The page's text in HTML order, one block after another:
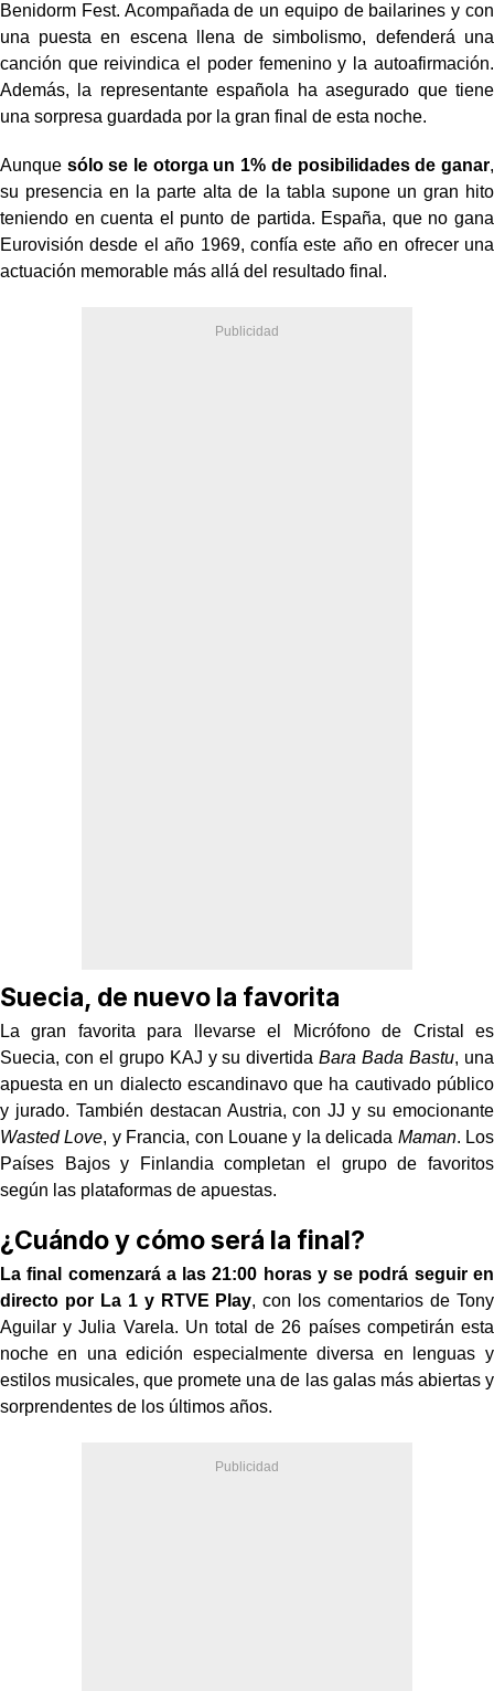
Benidorm Fest. Acompañada de un equipo de bailarines y con
una puesta en escena llena de simbolismo, defenderá una
canción que reivindica el poder femenino y la autoafirmación.
Además, la representante española ha asegurado que tiene
una sorpresa guardada por la gran final de esta noche.
Aunque sólo se le otorga un 1% de posibilidades de ganar,
su presencia en la parte alta de la tabla supone un gran hito
teniendo en cuenta el punto de partida. España, que no gana
Eurovisión desde el año 1969, confía este año en ofrecer una
actuación memorable más allá del resultado final.
Suecia, de nuevo la favorita
La gran favorita para llevarse el Micrófono de Cristal es
Suecia, con el grupo KAJ y su divertidaBara Bada Bastu, una
apuesta en un dialecto escandinavo que ha cautivado público
y jurado. También destacan Austria, con JJ y su emocionante
Wasted Love, y Francia, con Louane y la delicada Maman. Los
Países Bajos y Finlandia completan el grupo de favoritos
según las plataformas de apuestas.
¿Cuándo y cómo será la final?
La final comenzará a las 21:00 horas y se podrá seguir en
directo por La 1 y RTVE Play, con los comentarios de Tony
Aguilar y Julia Varela. Un total de 26 países competirán esta
noche en una edición especialmente diversa en lenguas y
estilos musicales, que promete una de las galas más abiertas y
sorprendentes de los últimos años.